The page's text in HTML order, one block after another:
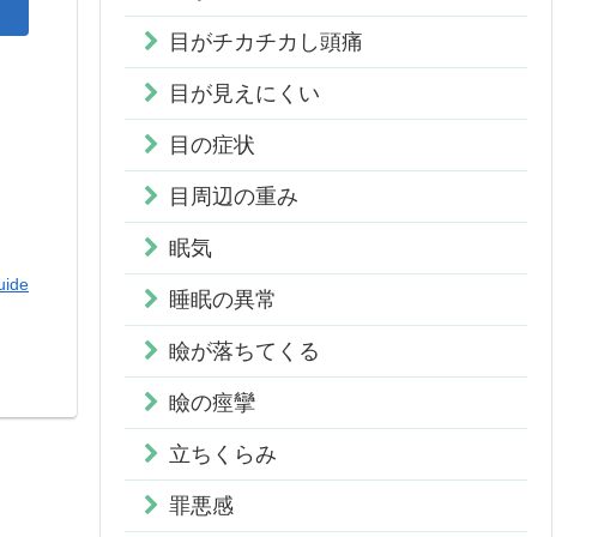
目がチカチカし頭痛
目が見えにくい
目の症状
目周辺の重み
眠気
睡眠の異常
瞼が落ちてくる
瞼の痙攣
立ちくらみ
罪悪感